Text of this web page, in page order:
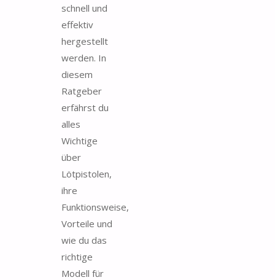
schnell und
effektiv
hergestellt
werden. In
diesem
Ratgeber
erfährst du
alles
Wichtige
über
Lötpistolen,
ihre
Funktionsweise,
Vorteile und
wie du das
richtige
Modell für